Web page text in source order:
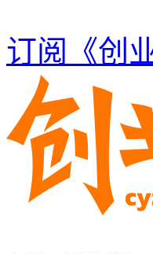
订阅《创